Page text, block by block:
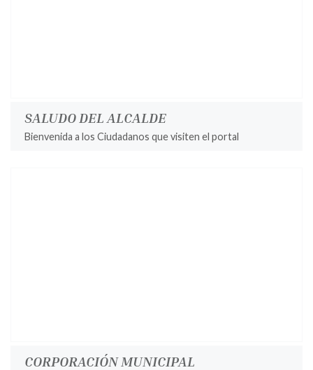
SALUDO DEL ALCALDE
Bienvenida a los Ciudadanos que visiten el portal
CORPORACIÓN MUNICIPAL